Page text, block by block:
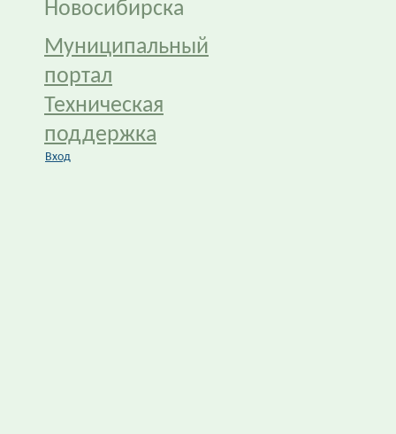
Новосибирска
Муниципальный
портал
Техническая
поддержка
Вход